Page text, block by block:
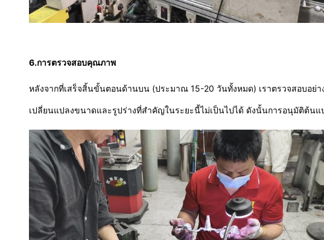
6.การตรวจสอบคุณภาพ
หลังจากที่เสร็จสิ้นขั้นตอนด้านบน (ประมาณ 15-20 วันทั้งหมด) เราตรวจสอบอย่า
เปลี่ยนแปลงขนาดและรูปร่างที่สําคัญในระยะนี้ไม่เป็นไปได้ ดังนั้นการอนุมัติต้นแ